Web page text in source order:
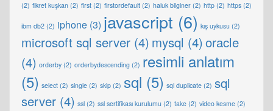
(2) fikret kuşkan (2) first (2) firstordefault (2) haluk bilginer (2) http (2) https (2)
ibm db2 (2) iphone (3) javascript (6) kış uykusu (2)
microsoft sql server (4) mysql (4)oracle
(4) orderby (2) orderbydescending (2) resimli anlatım
(5) select (2) single (2) skip (2) sql (5) sql duplicate (2) sql
server (4) ssl (2) ssl sertifikası kurulumu (2) take (2) video kesme (2)